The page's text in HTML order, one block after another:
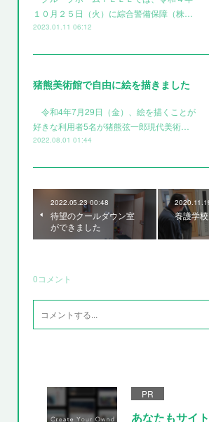
１０月２５日（火）に綜合警備保障（株…
2023.01.11 06:12
猪熊美術館で自由に絵を描きました
令和4年7月29日（金）、絵を描くことが
好きな利用者5名が猪熊弦一郎現代美術…
2022.08.01 01:44
2022.05.23 00:48
待望のクールダウン室
ができました
養護学
0コメント
PR
あなたもサイ